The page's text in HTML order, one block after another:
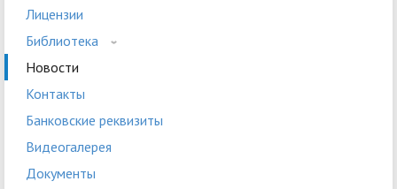
Лицензии
Библиотека
Новости
Контакты
Банковские реквизиты
Видеогалерея
Документы